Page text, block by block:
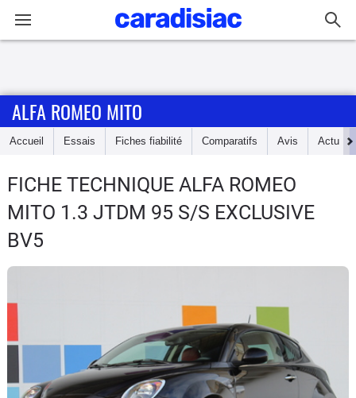
Accueil
Essais
Guide
d'achat
Auto
ALFA ROMEO MITO
Accueil Essais Fiches fiabilité Comparatifs Avis Actu
FICHE TECHNIQUE ALFA ROMEO
MITO 1.3 JTDM 95 S/S EXCLUSIVE
BV5